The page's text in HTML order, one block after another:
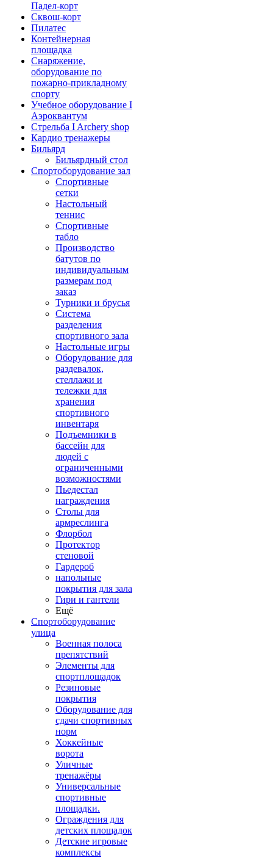
Падел-корт
Сквош-корт
Пилатес
Контейнерная
площадка
Снаряжение,
оборудование по
пожарно-прикладному
спорту
Учебное оборудование I
Аэроквантум
Стрельба I Archery shop
Кардио тренажеры
Бильярд
Бильярдный стол
Спортоборудование зал
Спортивные
сетки
Настольный
теннис
Спортивные
табло
Производство
батутов по
индивидуальным
размерам под
заказ
Турники и брусья
Система
разделения
спортивного зала
Настольные игры
Оборудование для
раздевалок,
стеллажи и
тележки для
хранения
спортивного
инвентаря
Подъемники в
бассейн для
людей с
ограниченными
возможностями
Пьедестал
награждения
Столы для
армреслинга
Флорбол
Протектор
стеновой
Гардероб
напольные
покрытия для зала
Гири и гантели
Ещё
Спортоборудование
улица
Военная полоса
препятствий
Элементы для
спортплощадок
Резиновые
покрытия
Оборудование для
сдачи спортивных
норм
Хоккейные
ворота
Уличные
тренажёры
Универсальные
спортивные
площадки.
Ограждения для
детских площадок
Детские игровые
комплексы